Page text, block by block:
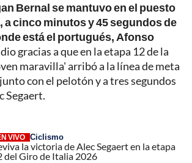
Bernal se mantuvo en el puesto
a cinco minutos y 45 segundos de
está el portugués, Afonso
gracias a que en la etapa 12 de la
maravilla' arribó a la línea de meta
con el pelotón y a tres segundos
Segaert.
VIVO Ciclismo
la victoria de Alec Segaert en la etapa
del Giro de Italia 2026